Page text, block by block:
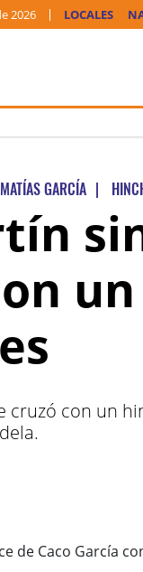
2026 LOCALES
MATÍAS GARCÍA |
cruzó con un